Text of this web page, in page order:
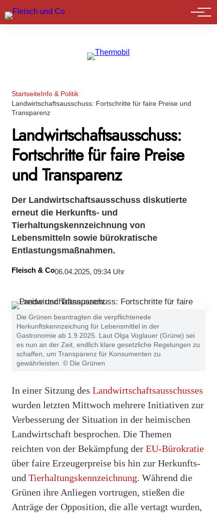
Marktführer
StartseiteInfo & Politik
Landwirtschaftsausschuss: Fortschritte für faire Preise und
Transparenz
Landwirtschaftsausschuss:
Fortschritte für faire Preise
und Transparenz
Der Landwirtschaftsausschuss diskutierte
erneut die Herkunfts- und
Tierhaltungskennzeichnung von
Lebensmitteln sowie bürokratische
Entlastungsmaßnahmen.
Fleisch & Co06.04.2025, 09:34 Uhr
Die Grünen beantragten die verpflichtenede
Herkunftskennzeichung für Lebensmittel in der
Gastronomie ab 1.9.2025. Laut Olga Voglauer (Grüne) sei
es nun an der Zeit, endlich klare gesetzliche Regelungen zu
schaffen, um Transparenz für Konsumenten zu
gewährleisten. © Die Grünen
In einer Sitzung des Landwirtschaftsausschusses
wurden letzten Mittwoch mehrere Initiativen zur
Verbesserung der Situation in der heimischen
Landwirtschaft besprochen. Die Themen
reichten von der Bekämpfung der EU-Bürokratie
über faire Erzeugerpreise bis hin zur Herkunfts-
und Tierhaltungskennzeichnung. Während die
Grünen ihre Anliegen vortrugen, stießen die
Anträge der Opposition, die alle vertagt wurden,